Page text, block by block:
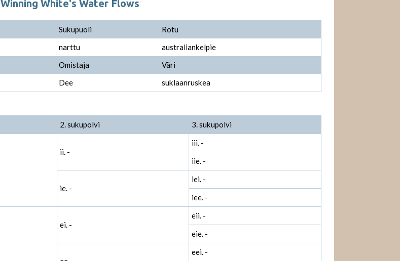
Winning White's Water Flows
Sukupuoli
Rotu
narttu
australiankelpie
Omistaja
Väri
Dee
suklaanruskea
2. sukupolvi 3. sukupolvi
ii. -
iii. -
iie. -
ie. -
iei. -
iee. -
ei. -
eii. -
eie. -
eei. -